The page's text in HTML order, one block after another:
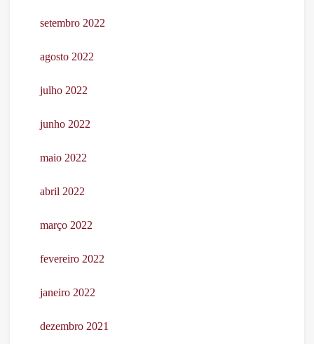
setembro 2022
agosto 2022
julho 2022
junho 2022
maio 2022
abril 2022
março 2022
fevereiro 2022
janeiro 2022
dezembro 2021